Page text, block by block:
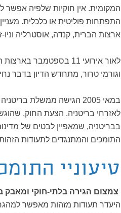
המקומית. אין חוקיות שלפיה אפשר
התפתחות פוליטית או כלכלית.
ארצות הברית, קנדה, אוסטרליה
לאור אירועי 11
וגורמי טרור, מתחדש הדיון בדבר
במאי 2005 הגישה ממשלת
לאזרחי בריטניה. הצעת החוק,
בבריטניה, שמאפיין לבטים של מדינות
התומכים והמתנגדים לתעודות
טיעוניי
צמצום הגירה בלתי-חוקי ומאבק
היעדר תעודות מזהות מאפשר